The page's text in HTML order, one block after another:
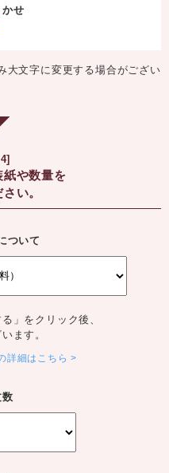
せ
大文字に変更する場合がござい
紙や数量を
い。
ついて
」をクリック後、
ます。
詳細はこちら
数